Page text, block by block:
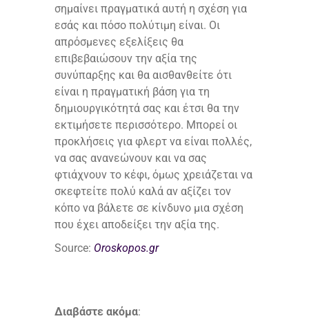
σημαίνει πραγματικά αυτή η σχέση για
εσάς και πόσο πολύτιμη είναι. Οι
απρόσμενες εξελίξεις θα
επιβεβαιώσουν την αξία της
συνύπαρξης και θα αισθανθείτε ότι
είναι η πραγματική βάση για τη
δημιουργικότητά σας και έτσι θα την
εκτιμήσετε περισσότερο. Μπορεί οι
προκλήσεις για φλερτ να είναι πολλές,
να σας ανανεώνουν και να σας
φτιάχνουν το κέφι, όμως χρειάζεται να
σκεφτείτε πολύ καλά αν αξίζει τον
κόπο να βάλετε σε κίνδυνο μια σχέση
που έχει αποδείξει την αξία της.
Source: Oroskopos.gr
Διαβάστε ακόμα: